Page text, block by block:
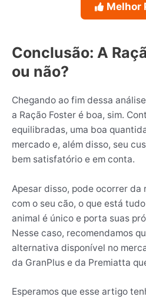
Melhor
Conclusão: A
ou não?
Chegando ao fim dessa
a Ração Foster é boa, sim.
equilibradas, uma boa
mercado e, além disso, seu
bem satisfatório e em conta.
Apesar disso, pode ocorrer da
com o seu cão, o que está
animal é único e porta suas
Nesse caso, recomendamos
alternativa disponível no
da GranPlus e da Premiatta
Esperamos que esse artigo